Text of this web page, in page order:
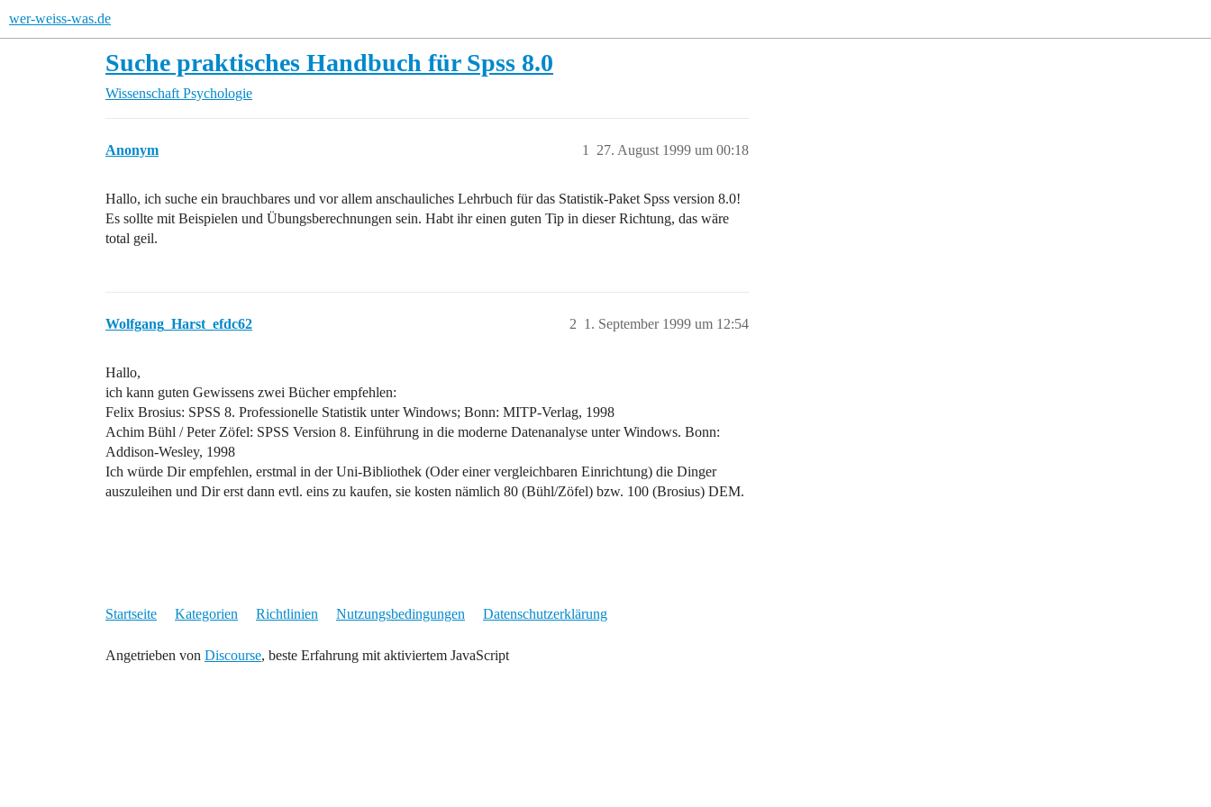
wer-weiss-was.de
Suche praktisches Handbuch für Spss 8.0
Wissenschaft Psychologie
Anonym 27. August 1999 um 00:18
1
Hallo, ich suche ein brauchbares und vor allem anschauliches Lehrbuch für das Statistik-Paket Spss version 8.0!
Es sollte mit Beispielen und Übungsberechnungen sein. Habt ihr einen guten Tip in dieser Richtung, das wäre
total geil.
Wolfgang_Harst_efdc62 1. September 1999 um 12:54
2
Hallo,
ich kann guten Gewissens zwei Bücher empfehlen:
Felix Brosius: SPSS 8. Professionelle Statistik unter Windows; Bonn: MITP-Verlag, 1998
Achim Bühl / Peter Zöfel: SPSS Version 8. Einführung in die moderne Datenanalyse unter Windows. Bonn:
Addison-Wesley, 1998
Ich würde Dir empfehlen, erstmal in der Uni-Bibliothek (Oder einer vergleichbaren Einrichtung) die Dinger
auszuleihen und Dir erst dann evtl. eins zu kaufen, sie kosten nämlich 80 (Bühl/Zöfel) bzw. 100 (Brosius) DEM.
Startseite Kategorien Richtlinien Nutzungsbedingungen Datenschutzerklärung
Angetrieben von Discourse, beste Erfahrung mit aktiviertem JavaScript